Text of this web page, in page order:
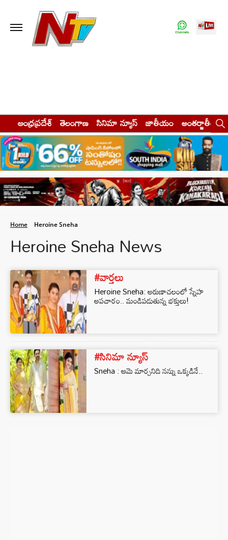
ఆంధ్రప్రదేశ్ తెలంగాణ సినిమా న్యూస్ జాతీయం అంతర్జాతీయం
Home Heroine Sneha
Heroine Sneha News
#వార్తలు
Heroine Sneha: అరుణాచలంలో స్నేహ
అపచారం.. మండిపడుతున్న భక్తులు!
#సినిమా న్యూస్
Sneha : ఆమె మార్చనిది నన్ను ఒక్కడినే..